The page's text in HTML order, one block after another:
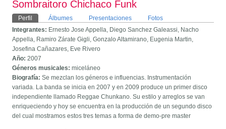
Sombraitoro Chichaco Funk
Solapas principales
Perfil (solapa activa)
Álbumes Presentaciones
Fotos
Integrantes: Ernesto Jose Appella, Diego Sanchez Galeassi, Nacho
Appella, Ramiro Zárate Gigli, Gonzalo Altamirano, Eugenia Martin,
Josefina Cañazares, Eve Rivero
Año:2007
Géneros musicales:miceláneo
Biografía:Se mezclan los géneros e influencias. Instrumentación
variada. La banda se inicia en 2007 y en 2009 produce un primer disco
independiente llamado Reggae Chunkano. Su estilo y arreglos se van
enriqueciendo y hoy se encuentra en la producción de un segundo disco
del cual mostramos estos tres temas a forma de demo-pre master